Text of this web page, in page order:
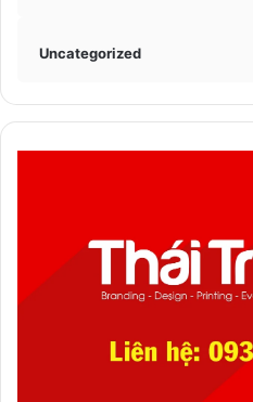
Uncategorized